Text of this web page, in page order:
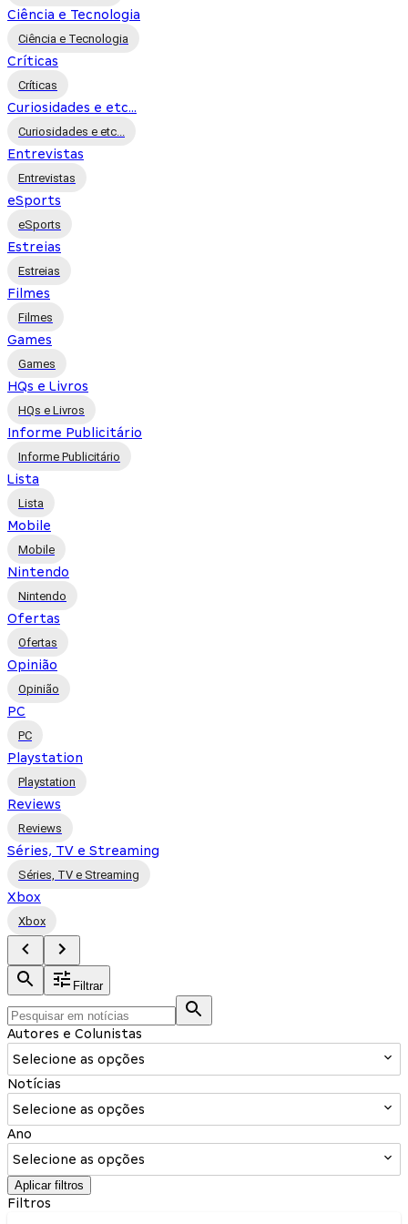
Ciência e Tecnologia
Ciência e Tecnologia
Críticas
Críticas
Curiosidades e etc...
Curiosidades e etc...
Entrevistas
Entrevistas
eSports
eSports
Estreias
Estreias
Filmes
Filmes
Games
Games
HQs e Livros
HQs e Livros
Informe Publicitário
Informe Publicitário
Lista
Lista
Mobile
Mobile
Nintendo
Nintendo
Ofertas
Ofertas
Opinião
Opinião
PC
PC
Playstation
Playstation
Reviews
Reviews
Séries, TV e Streaming
Séries, TV e Streaming
Xbox
Xbox
Filtrar
Autores e Colunistas
Selecione as opções
Notícias
Selecione as opções
Ano
Selecione as opções
Aplicar filtros
Filtros